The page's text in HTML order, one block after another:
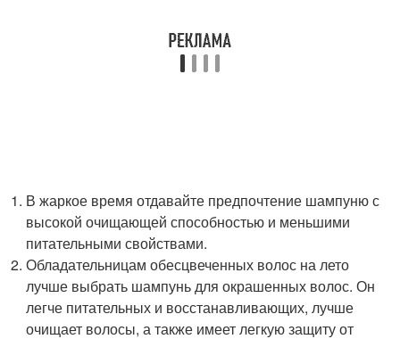
В жаркое время отдавайте предпочтение шампуню с
высокой очищающей способностью и меньшими
питательными свойствами.
Обладательницам обесцвеченных волос на лето
лучше выбрать шампунь для окрашенных волос. Он
легче питательных и восстанавливающих, лучше
очищает волосы, а также имеет легкую защиту от